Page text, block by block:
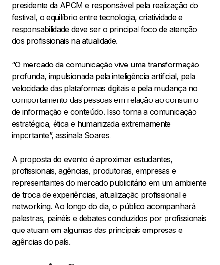
presidente da APCM e responsável pela realização do
festival, o equilíbrio entre tecnologia, criatividade e
responsabilidade deve ser o principal foco de atenção
dos profissionais na atualidade.
“O mercado da comunicação vive uma transformação
profunda, impulsionada pela inteligência artificial, pela
velocidade das plataformas digitais e pela mudança no
comportamento das pessoas em relação ao consumo
de informação e conteúdo. Isso torna a comunicação
estratégica, ética e humanizada extremamente
importante”, assinala Soares.
A proposta do evento é aproximar estudantes,
profissionais, agências, produtoras, empresas e
representantes do mercado publicitário em um ambiente
de troca de experiências, atualização profissional e
networking. Ao longo do dia, o público acompanhará
palestras, painéis e debates conduzidos por profissionais
que atuam em algumas das principais empresas e
agências do país.